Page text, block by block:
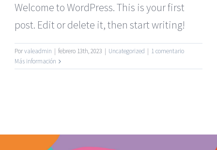
Welcome to WordPress. This is your first
post. Edit or delete it, then start writing!
Porvaleadmin | febrero 13th, 2023 | Uncategorized | 1 comentario
Más información